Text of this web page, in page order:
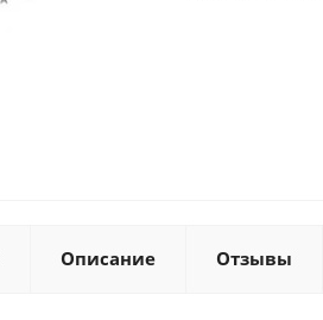
Описание Отзывы